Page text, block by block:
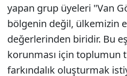
yapan grup üyeleri "Van
bölgenin değil, ülkemizin
değerlerinden biridir. Bu
korunması için toplumun
farkındalık oluşturmak